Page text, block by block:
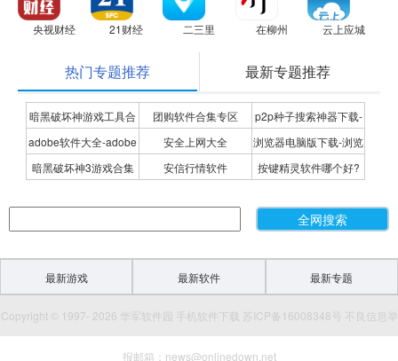
央视财经 21财经 二三里 在柳州 云上应城
热门专题推荐 最新专题推荐
暗黑破坏神游戏工具合
集
团购软件合集专区
p2p种子搜索神器下载-
P2P种子搜索神器专题
adobe软件大全-adobe
全系列软件下载-adobe
安全上网大全
浏览器电脑版下载-浏览
器下载合集
暗黑破坏神3游戏合集 安信行情软件
按键精灵软件哪个好?
最新游戏 最新软件 最新专题
Copyright © 1997- 2026 华军软件园 手机软件下载 苏ICP备16008348号 不良信息举
报邮箱：news@onlinedown.net